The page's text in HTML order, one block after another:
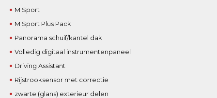
M Sport
M Sport Plus Pack
Panorama schuif/kantel dak
Volledig digitaal instrumentenpaneel
Driving Assistant
Rijstrooksensor met correctie
zwarte (glans) exterieur delen